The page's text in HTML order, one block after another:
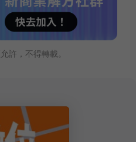
許，不得轉載。